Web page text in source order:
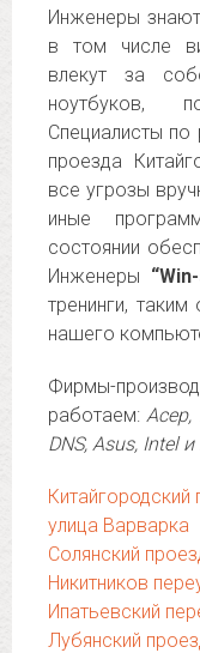
Инженеры
в том числе
влекут за
ноутбуков,
Специалисты по
проезда
все угрозы
иные
состоянии
Инженеры
тренинги,
нашего
Фирмы-
работаем:Асер,
DNS, Asus, Intel и
Китайгородский
улица Варварка
Солянский
Никитников
Ипатьевский
Лубянский